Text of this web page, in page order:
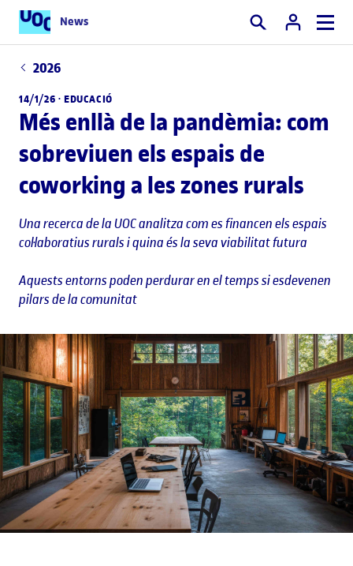
News Cercar
2026
14/1/26 · EDUCACIÓ
Més enllà de la pandèmia: com
sobreviuen els espais de
coworking a les zones rurals
Una recerca de la UOC analitza com es financen els espais
col·laboratius rurals i quina és la seva viabilitat futura
Aquests entorns poden perdurar en el temps si esdevenen
pilars de la comunitat